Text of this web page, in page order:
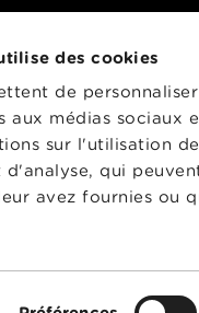
des cookies
de
aux médias sociaux
sur l'utilisation
qui
avez fournies ou